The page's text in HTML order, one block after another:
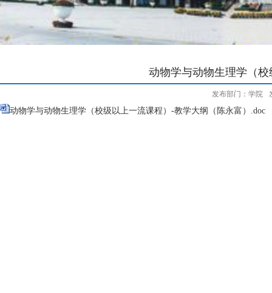
动物学与动物生理学（
发布部门：学院
动物学与动物生理学（校级以上一流课程）-教学大纲（陈永富）.doc